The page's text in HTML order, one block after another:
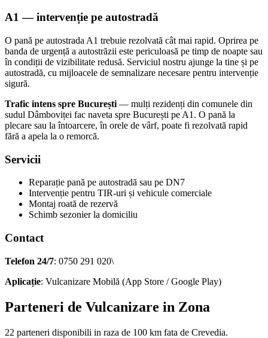
A1 — intervenție pe autostradă
O pană pe autostrada A1 trebuie rezolvată cât mai rapid. Oprirea pe
banda de urgență a autostrăzii este periculoasă pe timp de noapte sau
în condiții de vizibilitate redusă. Serviciul nostru ajunge la tine și pe
autostradă, cu mijloacele de semnalizare necesare pentru intervenție
sigură.
Trafic intens spre București — mulți rezidenți din comunele din
sudul Dâmboviței fac naveta spre București pe A1. O pană la
plecare sau la întoarcere, în orele de vârf, poate fi rezolvată rapid
fără a apela la o remorcă.
Servicii
Reparație pană pe autostradă sau pe DN7
Intervenție pentru TIR-uri și vehicule comerciale
Montaj roată de rezervă
Schimb sezonier la domiciliu
Contact
Telefon 24/7: 0750 291 020\
Aplicație: Vulcanizare Mobilă (App Store / Google Play)
Parteneri de Vulcanizare in Zona
22 parteneri disponibili in raza de 100 km fata de Crevedia.